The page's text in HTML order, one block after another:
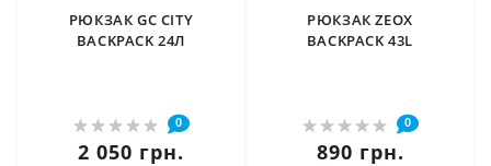
РЮКЗАК GC CITY
BACKPACK 24Л
0
2 050 грн.
РЮКЗАК ZEOX
BACKPACK 43L
0
890 грн.